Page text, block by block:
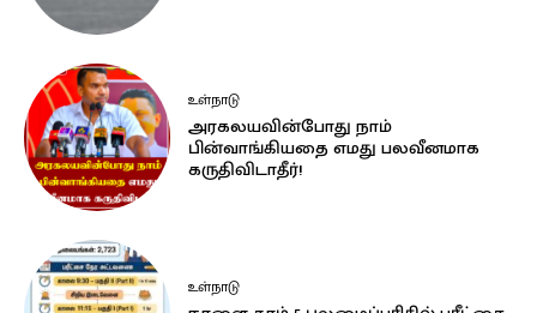
உள்நாடு
அரகலயவின்போது நாம்
பின்வாங்கியதை எமது பலவீனமாக
கருதிவிடாதீர்!
உள்நாடு